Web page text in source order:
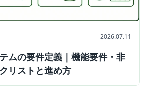
2026.07.11
ムの要件定義｜機能要件・非
リストと進め方